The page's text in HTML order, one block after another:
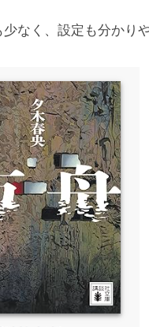
なく、設定も分かり